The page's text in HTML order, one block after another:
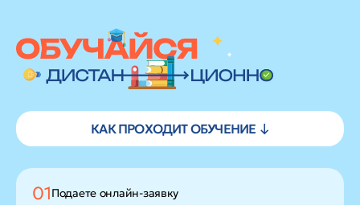
КАК ПРОХОДИТ ОБУЧЕНИЕ ↓
01Подаете онлайн-заявку